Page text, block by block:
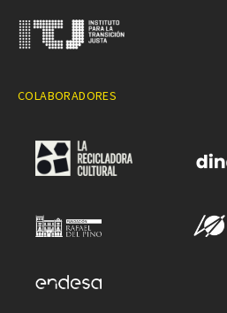
COLABORADORES